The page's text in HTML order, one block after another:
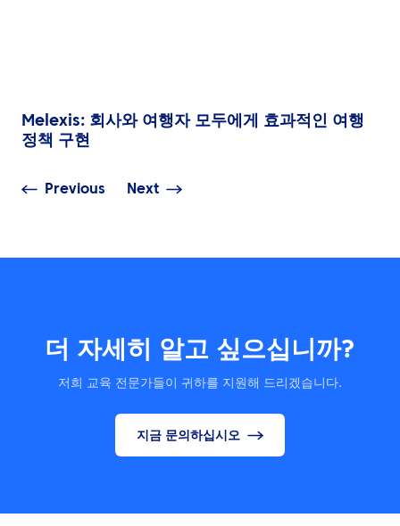
Melexis: 회사와 여행자 모두에게 효과적인 여행
정책 구현
Previous Next
더 자세히 알고 싶으십니까?
저희 교육 전문가들이 귀하를 지원해 드리겠습니다.
지금 문의하십시오